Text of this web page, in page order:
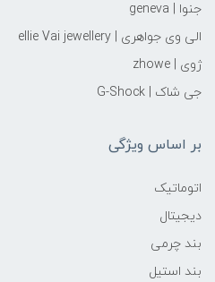
جنوا | geneva
الی وی جواهری | ellie Vai‌ jewellery
ژوی | zhowe
جی شاک | G-Shock
بر اساس ویژگی
اتوماتیک
دیجیتال
بند چرمی
بند استیل